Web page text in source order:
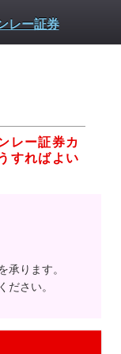
レー証券カ
すればよい
承ります。
ださい。